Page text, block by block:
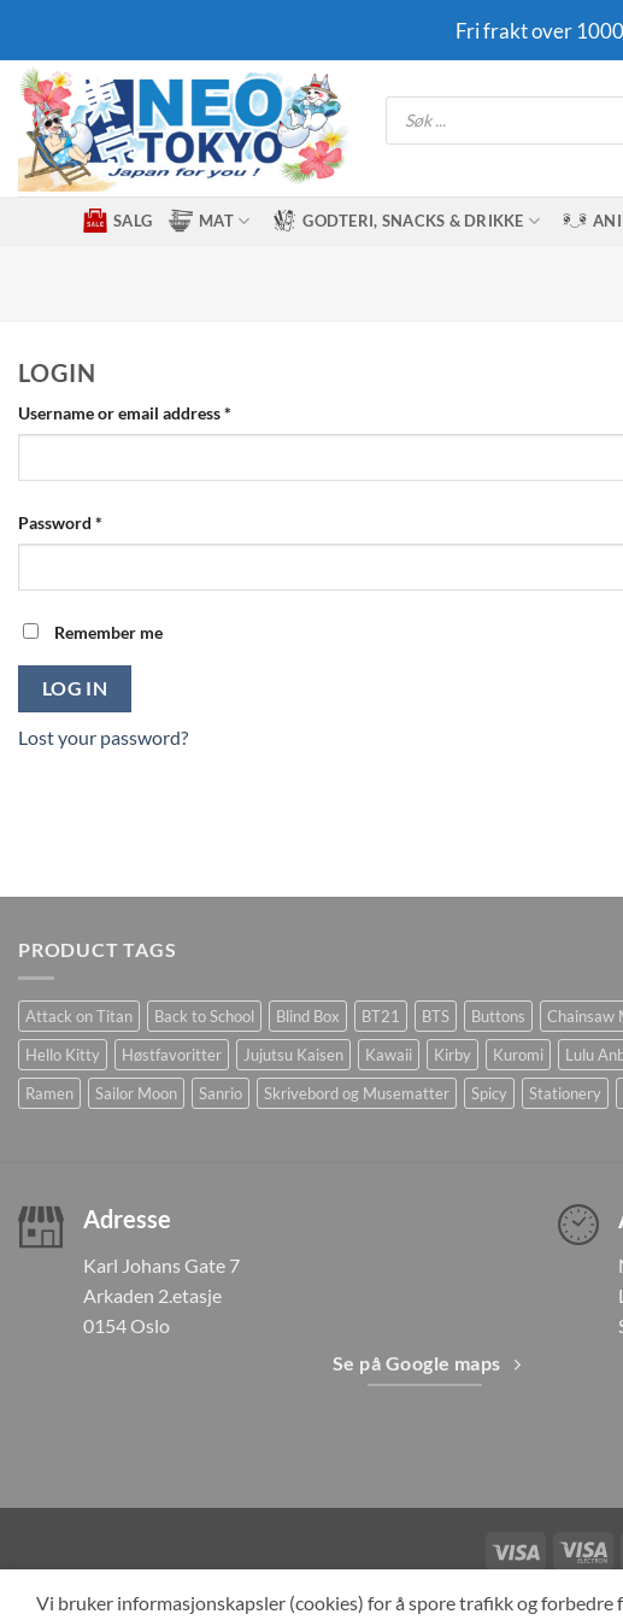
content
Fri frakt over
Products
search
SALG MAT GODTERI, SNACKS & DRIKKE
LOGIN
Username or email address*
Password *
Remember me
LOG IN
Lost your password?
PRODUCT TAGS
Attack on Titan Back to School Blind Box BT21 BTS Buttons Chainsaw
Hello Kitty
Høstfavoritter Jujutsu Kaisen Kawaii Kirby Kuromi Lulu
Ramen
Sailor Moon Sanrio Skrivebord og Musematter Spicy Stationery
Adresse
Karl Johans Gate 7
Arkaden 2.etasje
0154 Oslo
Se på Google maps
Visa
TILBAKEKALLINGER
Vi bruker informasjonskapsler (cookies) for å spore trafikk og